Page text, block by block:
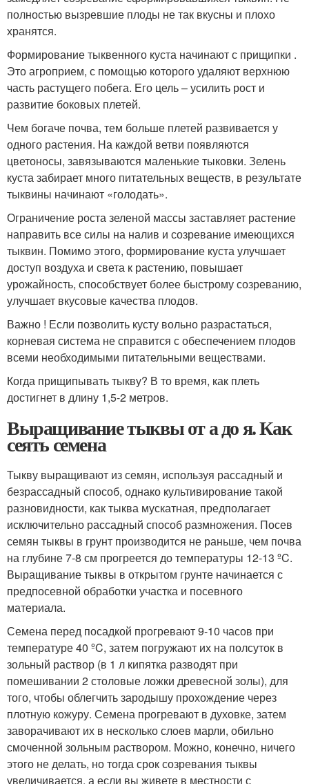
полностью вызревшие плоды не так вкусны и плохо
хранятся.
Формирование тыквенного куста начинают с прищипки .
Это агроприем, с помощью которого удаляют верхнюю
часть растущего побега. Его цель – усилить рост и
развитие боковых плетей.
Чем богаче почва, тем больше плетей развивается у
одного растения. На каждой ветви появляются
цветоносы, завязываются маленькие тыковки. Зелень
куста забирает много питательных веществ, в результате
тыквины начинают «голодать».
Ограничение роста зеленой массы заставляет растение
направить все силы на налив и созревание имеющихся
тыквин. Помимо этого, формирование куста улучшает
доступ воздуха и света к растению, повышает
урожайность, способствует более быстрому созреванию,
улучшает вкусовые качества плодов.
Важно ! Если позволить кусту вольно разрастаться,
корневая система не справится с обеспечением плодов
всеми необходимыми питательными веществами.
Когда прищипывать тыкву? В то время, как плеть
достигнет в длину 1,5-2 метров.
Выращивание тыквы от а до я. Как
сеять семена
Тыкву выращивают из семян, используя рассадный и
безрассадный способ, однако культивирование такой
разновидности, как тыква мускатная, предполагает
исключительно рассадный способ размножения. Посев
семян тыквы в грунт производится не раньше, чем почва
на глубине 7-8 см прогреется до температуры 12-13 ºC.
Выращивание тыквы в открытом грунте начинается с
предпосевной обработки участка и посевного
материала.
Семена перед посадкой прогревают 9-10 часов при
температуре 40 ºC, затем погружают их на полсуток в
зольный раствор (в 1 л кипятка разводят при
помешивании 2 столовые ложки древесной золы), для
того, чтобы облегчить зародышу прохождение через
плотную кожуру. Семена прогревают в духовке, затем
заворачивают их в несколько слоев марли, обильно
смоченной зольным раствором. Можно, конечно, ничего
этого не делать, но тогда срок созревания тыквы
увеличивается, а если вы живете в местности с